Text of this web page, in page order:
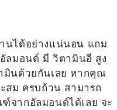
นได้อย่างแน่นอน แถม
อัลมอนด์ มีวิตามินอี สูง
มินด้วยกันเลย หากคุณ
สม ครบถ้วน สามารถ
จากอัลมอนด์ได้เลย จะ